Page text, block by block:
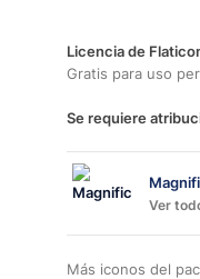
Licencia de
Gratis para uso
Se requiere
Ver
Más iconos del